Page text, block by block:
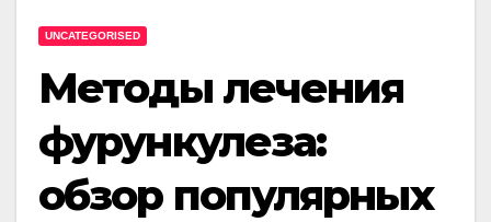
UNCATEGORISED
Методы лечения
фурункулеза:
обзор популярных